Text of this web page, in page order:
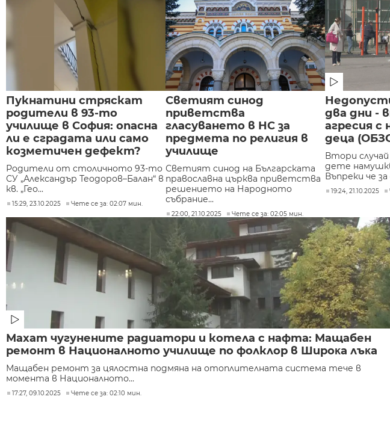
Пукнатини стряскат
родители в 93-то
училище в София: опасна
ли е сградата или само
козметичен дефект?
Родители от столичното 93-то
СУ „Александър Теодоров–Балан“ в
кв. „Гео...
15:29, 23.10.2025 Чете се за: 02:07 мин.
Светият синод
приветства
гласуването в НС за
предмета по религия в
училище
Светият синод на Българската
православна църква приветства
решението на Народното
събрание...
22:00, 21.10.2025 Чете се за: 02:05 мин.
два дни -
агресия
деца
Втори
дете
Въпреки че
19:24, 21.10.2025
Махат чугунените радиатори и котела с нафта: Мащабен
ремонт в Националното училище по фолклор в Шиpoĸa лъĸa
Мащабен ремонт за цялостна подмяна на отоплителната система тече в
момента в Националното...
17:27, 09.10.2025 Чете се за: 02:10 мин.